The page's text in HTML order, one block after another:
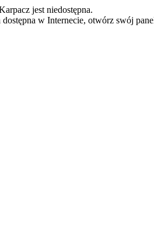
jest niedostępna.
dostępna w Internecie, otwórz swój